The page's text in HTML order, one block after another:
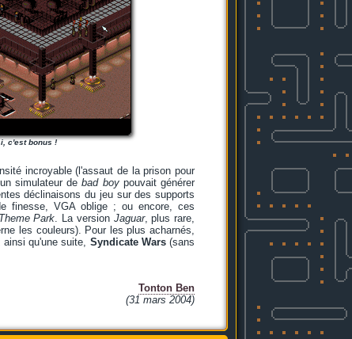
c'est bonus !
incroyable (l'assaut de la prison pour
simulateur debad boypouvait générer
déclinaisons du jeu sur des supports
finesse, VGA oblige ; ou encore, ces
Theme Park. La version Jaguar, plus rare,
les couleurs). Pour les plus acharnés,
qu'une suite, Syndicate Wars(sans
Tonton Ben
(31 mars 2004)